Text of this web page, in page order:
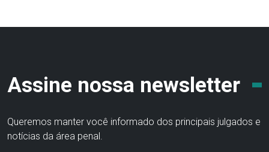
Assine nossa newsletter
Queremos manter você informado dos principais julgados e
notícias da área penal.